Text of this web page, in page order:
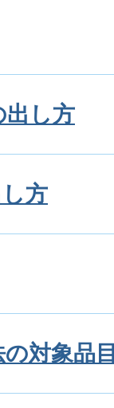
出し方
方
対象品